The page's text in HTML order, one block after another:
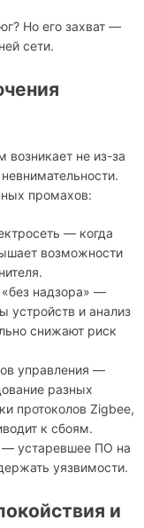
Но его захват —
сети.
возникает не из-за
промахов:
— когда
возможности
надзора» —
устройств и анализ
снижают риск
управления —
разных
протоколов Zigbee,
к сбоям.
— устаревшее ПО на
уязвимости.
и